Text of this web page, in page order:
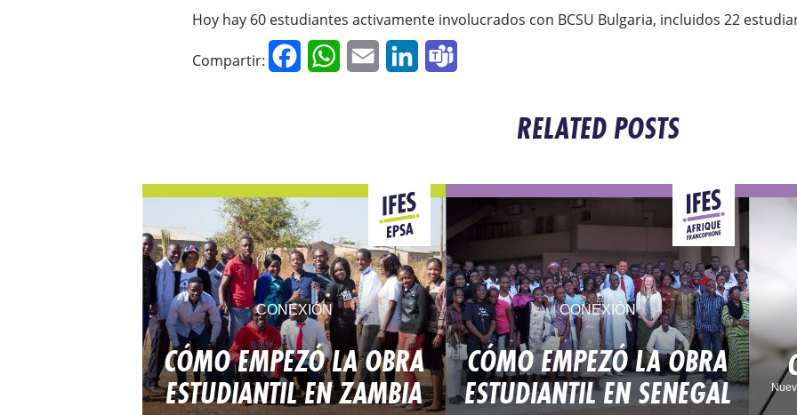
Hoy hay 60 estudiantes activamente involucrados con BCSU Bulgaria, incluidos 22
Compartir: FacebookWhatsApp
Email LinkedIn
RELATED POSTS
CONEXIÓN
CÓMO EMPEZÓ LA OBRA
ESTUDIANTIL EN ZAMBIA
CONEXIÓN
CÓMO EMPEZÓ LA OBRA
ESTUDIANTIL EN SENEGAL